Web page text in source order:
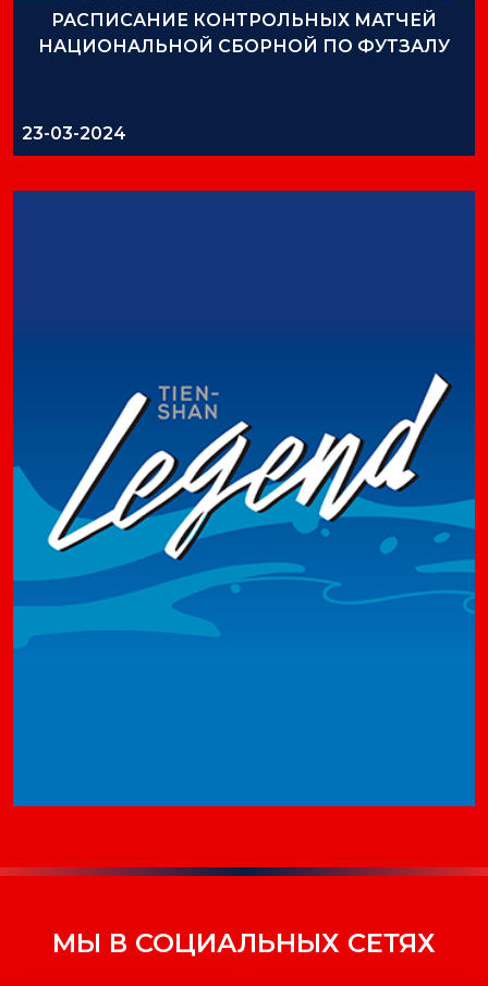
РАСПИСАНИЕ КОНТРОЛЬНЫХ МАТЧЕЙ
НАЦИОНАЛЬНОЙ СБОРНОЙ ПО ФУТЗАЛУ
23-03-2024
МЫ В СОЦИАЛЬНЫХ СЕТЯХ